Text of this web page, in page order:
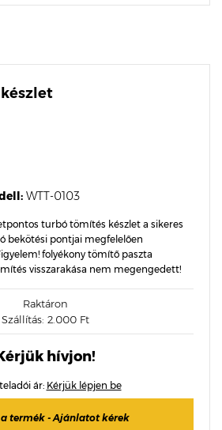
WTT-0103
turbó tömítés készlet a sikeres
bekötési pontjai megfelelően
folyékony tömítő paszta
visszarakása nem megengedett!
Raktáron
Szállítás: 2.000 Ft
hívjon!
ár: Kérjük lépjen be
termék - Ajánlatot kérek